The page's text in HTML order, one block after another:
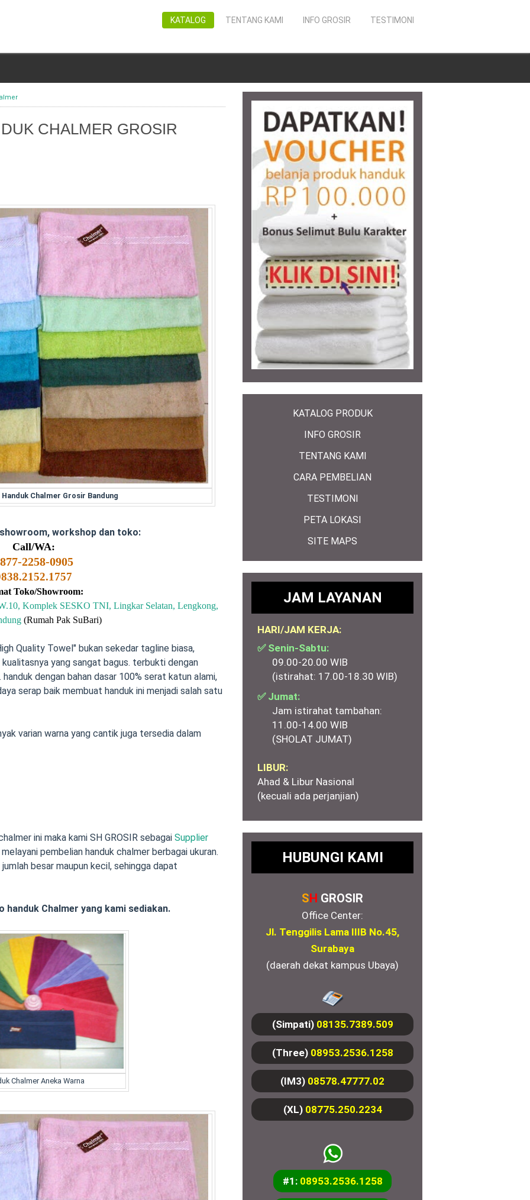
TESTIMONI
INFO GROSIR
TENTANG KAMI
KATALOG
CHALMER GROSIR
Chalmer Grosir Bandung
workshop dan toko:
Call/WA:
2258-0905
Toko/Showroom:
Komplek SESKO TNI, Lingkar Selatan, Lengkong,
(Rumah Pak SuBari)
Quality Towel" bukan sekedar tagline biasa,
yang sangat bagus. terbukti dengan
dengan bahan dasar 100% serat katun alami,
serap baik membuat handuk ini menjadi salah satu
varian warna yang cantik juga tersedia dalam
ini maka kami SH GROSIR sebagai Supplier
pembelian handuk chalmer berbagai ukuran.
besar maupun kecil, sehingga dapat
Chalmer yang kami sediakan.
Chalmer Aneka Warna
KATALOG PRODUK
INFO GROSIR
TENTANG KAMI
CARA PEMBELIAN
TESTIMONI
PETA LOKASI
SITE MAPS
JAM LAYANAN
HARI/JAM KERJA:
✅ Senin-Sabtu:
09.00-20.00 WIB
(istirahat: 17.00-18.30 WIB)
✅ Jumat:
Jam istirahat tambahan:
11.00-14.00 WIB
(SHOLAT JUMAT)
LIBUR:
Ahad & Libur Nasional
(kecuali ada perjanjian)
HUBUNGI KAMI
SH GROSIR
Office Center:
Jl. Tenggilis Lama IIIB No.45,
Surabaya
(daerah dekat kampus Ubaya)
(Simpati) 08135.7389.509
(Three) 08953.2536.1258
(IM3) 08578.47777.02
(XL) 08775.250.2234
#1: 08953.2536.1258